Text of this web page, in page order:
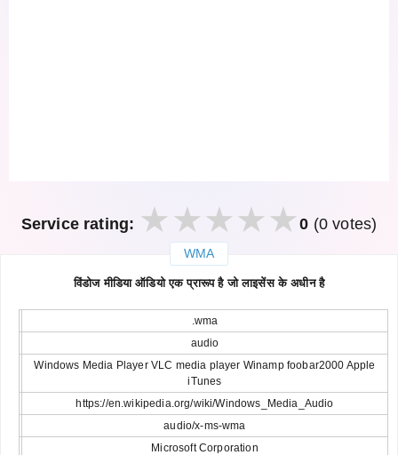
Service rating: 0 (0 votes)
WMA
विंडोज मीडिया ऑडियो एक प्रारूप है जो लाइसेंस के अधीन है
.wma
audio
Windows Media Player VLC media player Winamp foobar2000 Apple
iTunes
https://en.wikipedia.org/wiki/Windows_Media_Audio
audio/x-ms-wma
Microsoft Corporation